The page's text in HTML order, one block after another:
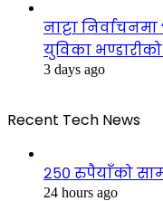
नाट्टा
युविका
3 days ago
Recent Tech News
२५० रुपैयाँको
24 hours ago